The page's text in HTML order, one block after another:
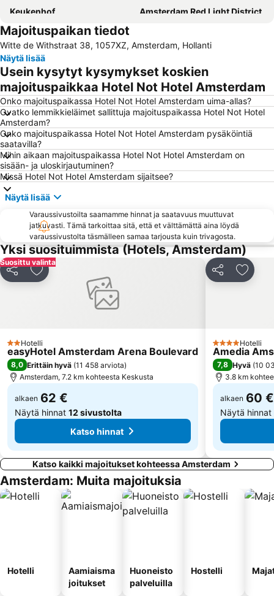
Keukenhof
Amsterdam Red Light District
Sloterdijk
Noord
Dam
AFAS Live
Rijksmuseum
Museumplein
Den Haag Centraal railway station
Anne Frank Museum
Vondelpark
Leidseplein
De Wallen
Van Gogh Museum
Bijlmer ArenA Metro Station
Utrecht Centraal Station
Zuid Metro Station
Zuidoost
Oost
Oud-Zuid
Amstel Metro Station
Rembrandtplein
Olympic Stadium Amsterdam
Diemen Zuid Metro Station
Scheveningen
Grachtengordel
Dutch National Opera & Ballet
Jaarbeurs Utrecht
Johan Huizingalaan Metro Station
Rhodos
AFAS Stadion
Majoituspaikan tiedot
Witte de Withstraat 38, 1057XZ, Amsterdam, Hollanti
Näytä lisää
Usein kysytyt kysymykset koskien
majoituspaikkaa Hotel Not Hotel Amsterdam
Onko majoituspaikassa Hotel Not Hotel Amsterdam uima-allas?
Ovatko lemmikkieläimet sallittuja majoituspaikassa Hotel Not Hotel
Amsterdam?
Onko majoituspaikassa Hotel Not Hotel Amsterdam pysäköintiä
saatavilla?
Mihin aikaan majoituspaikassa Hotel Not Hotel Amsterdam on
sisään- ja uloskirjautuminen?
Missä Hotel Not Hotel Amsterdam sijaitsee?
Näytä lisää
Varaussivustoilta saamamme hinnat ja saatavuus muuttuvat
jatkuvasti. Tämä tarkoittaa sitä, että et välttämättä aina löydä
varaussivustolta täsmälleen samaa tarjousta kuin trivagosta.
Yksi suosituimmista (Hotels, Amsterdam)
Suosittu valinta
Jaa Lisää suosikkeihin
2 Tähtiluokitus
Hotelli
easyHotel Amsterdam Arena Boulevard
8,0 Erittäin hyvä (11 458 arviota)
Amsterdam, 7.2 km kohteesta Keskusta
alkaen 62 €
Näytä hinnat 12 sivustolta
Katso hinnat
Jaa Lisää
4 Tähtiluokitus
Hotelli
Amedia
7,8 Hyvä (10
3.8 km
alkaen 60 €
Näytä hinnat
Katso kaikki majoitukset kohteessa Amsterdam
Amsterdam: Muita majoituksia
Hotelli
Aamiaisma
joitukset
Huoneisto
palveluilla
Hostelli